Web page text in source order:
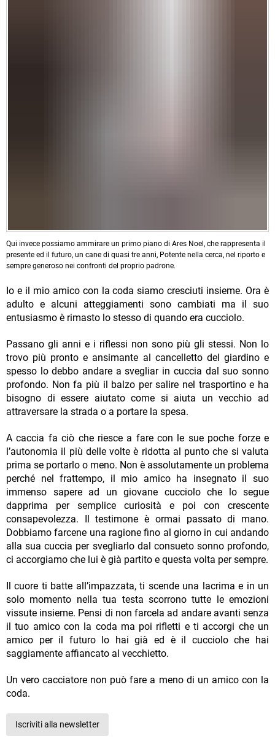
Qui invece possiamo ammirare un primo piano di Ares Noel, che rappresenta il
presente ed il futuro, un cane di quasi tre anni, Potente nella cerca, nel riporto e
sempre generoso nei confronti del proprio padrone.
Io e il mio amico con la coda siamo cresciuti insieme. Ora è
adulto e alcuni atteggiamenti sono cambiati ma il suo
entusiasmo è rimasto lo stesso di quando era cucciolo.
Passano gli anni e i riflessi non sono più gli stessi. Non lo
trovo più pronto e ansimante al cancelletto del giardino e
spesso lo debbo andare a svegliar in cuccia dal suo sonno
profondo. Non fa più il balzo per salire nel trasportino e ha
bisogno di essere aiutato come si aiuta un vecchio ad
attraversare la strada o a portare la spesa.
A caccia fa ciò che riesce a fare con le sue poche forze e
l’autonomia il più delle volte è ridotta al punto che si valuta
prima se portarlo o meno. Non è assolutamente un problema
perché nel frattempo, il mio amico ha insegnato il suo
immenso sapere ad un giovane cucciolo che lo segue
dapprima per semplice curiosità e poi con crescente
consapevolezza. Il testimone è ormai passato di mano.
Dobbiamo farcene una ragione fino al giorno in cui andando
alla sua cuccia per svegliarlo dal consueto sonno profondo,
ci accorgiamo che lui è già partito e questa volta per sempre.
Il cuore ti batte all’impazzata, ti scende una lacrima e in un
solo momento nella tua testa scorrono tutte le emozioni
vissute insieme. Pensi di non farcela ad andare avanti senza
il tuo amico con la coda ma poi rifletti e ti accorgi che un
amico per il futuro lo hai già ed è il cucciolo che hai
saggiamente affiancato al vecchietto.
Un vero cacciatore non può fare a meno di un amico con la
coda.
Iscriviti alla newsletter